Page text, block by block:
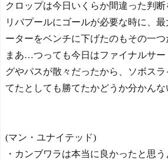
クロップは今日いくらか間違った判
リバプールにゴールが必要な時に、
ーターをベンチに下げたのもその一つ
まあ…つっても今日はファイナルサー
グやパスが散々だったから、ソボス
てたとしても勝てたかどうか分かんな
(マン・ユナイテッド)
・カンブワラは本当に良かったと思う